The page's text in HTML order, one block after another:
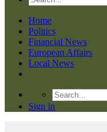
Home
Politics
Financial News
European Affairs
Local News
Sign in